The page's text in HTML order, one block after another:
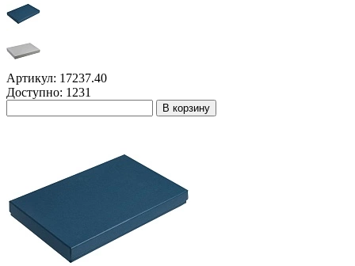
Артикул: 17237.40
Доступно: 1231
В корзину